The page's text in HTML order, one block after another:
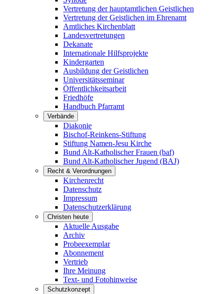
Vertretung der hauptamtlichen Geistlichen
Vertretung der Geistlichen im Ehrenamt
Amtliches Kirchenblatt
Landesvertretungen
Dekanate
Internationale Hilfsprojekte
Kindergarten
Ausbildung der Geistlichen
Universitätsseminar
Öffentlichkeitsarbeit
Friedhöfe
Handbuch Pfarramt
Verbände
Diakonie
Bischof-Reinkens-Stiftung
Stiftung Namen-Jesu Kirche
Bund Alt-Katholischer Frauen (baf)
Bund Alt-Katholischer Jugend (BAJ)
Recht & Verordnungen
Kirchenrecht
Datenschutz
Impressum
Datenschutzerklärung
Christen heute
Aktuelle Ausgabe
Archiv
Probeexemplar
Abonnement
Vertrieb
Ihre Meinung
Text- und Fotohinweise
Schutzkonzept